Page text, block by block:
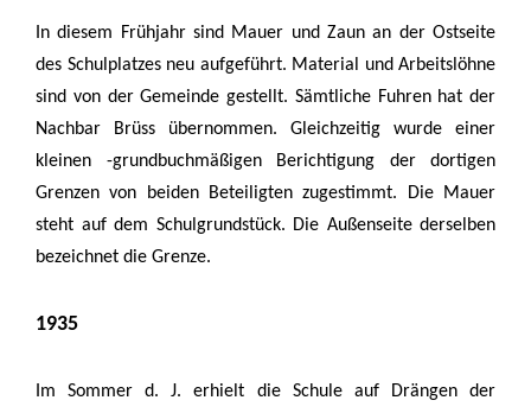
In diesem Frühjahr sind Mauer und Zaun an der Ostseite
des Schulplatzes neu aufgeführt. Material und Arbeitslöhne
sind von der Gemeinde gestellt. Sämtliche Fuhren hat der
Nachbar Brüss übernommen. Gleichzeitig wurde einer
kleinen -grundbuchmäßigen Berichtigung der dortigen
Grenzen von beiden Beteiligten zugestimmt. Die Mauer
steht auf dem Schulgrundstück. Die Außenseite derselben
bezeichnet die Grenze.
1935
Im Sommer d. J. erhielt die Schule auf Drängen der